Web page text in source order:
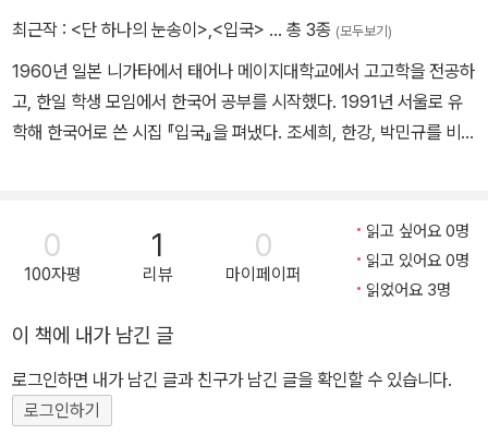
최근작 : <단 하나의 눈송이>,<입국> … 총 3종 (모두보기)
1960년 일본 니가타에서 태어나 메이지대학교에서 고고학을 전공하
고, 한일 학생 모임에서 한국어 공부를 시작했다. 1991년 서울로 유
학해 한국어로 쓴 시집 『입국』을 펴냈다. 조세희, 한강, 박민규를 비롯
박민규 소설 『카스테라』로 제1회 일본번역대상, 한강 소설 『작별하지
않는다』로 요미우리문학상 연구ㆍ번역 부문을 받았다.
0
100자평
1
리뷰
0
마이페이퍼
읽고 싶어요 0명
읽고 있어요 0명
읽었어요 3명
이 책에 내가 남긴 글
로그인하면 내가 남긴 글과 친구가 남긴 글을 확인할 수 있습니다.
로그인하기